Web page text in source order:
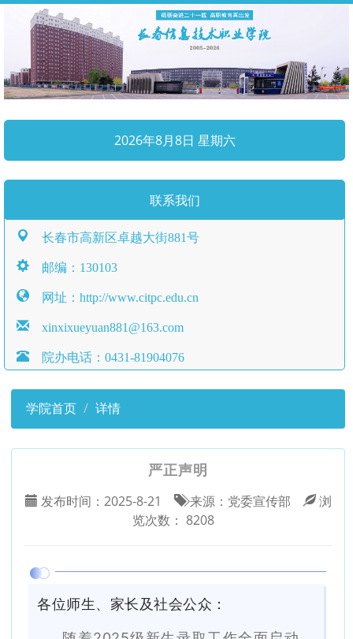
2026年8月8日 星期六
联系我们
长春市高新区卓越大街881号
邮编：130103
网址：http://www.citpc.edu.cn
xinxixueyuan881@163.com
院办电话：0431-81904076
学院首页 详情
严正声明
发布时间： 2025-8-21 来源： 党委宣传部
浏
览次数： 8208
各位师生、家长及社会公众：